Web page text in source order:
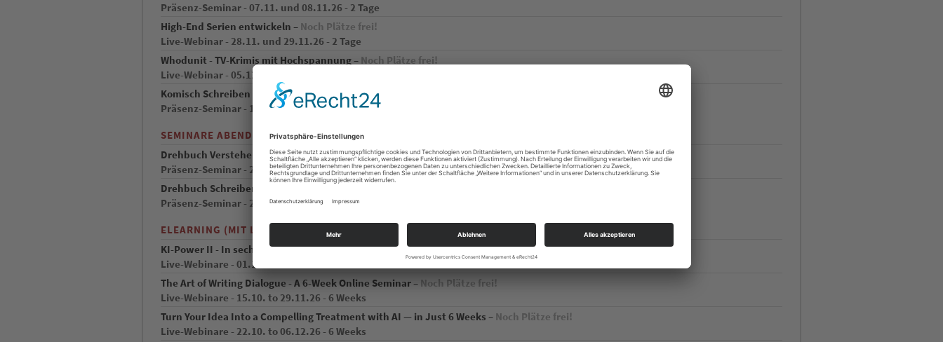
Präsenz-Seminar - 07.11. und 08.11.26 - 2 Tage
High-End Serien entwickeln – Noch Plätze frei!
Live-Webinar - 28.11. und 29.11.26 - 2 Tage
Whodunit - TV-Krimis mit Hochspannung – Noch Plätze frei!
Live-Webinar - 05.12. und 06.12.26 - 2 Tage
Komisch Schreiben für Film, Serie, Bühne, Buch –
Präsenz-Seminar - 12.12. und 13.12.26 - 2 Tage
SEMINARE ABEND
Drehbuch Verstehen –
Noch Plätze frei!
Präsenz-Seminar - 24.09. bis 26.11.26 - 8 Wochen
Drehbuch Schreiben –
Noch Plätze frei!
Präsenz-Seminar - 24.09. bis 26.11.26 - 8 Abende
ELEARNING (MIT LIVE-ANTEIL)
KI-Power II - In sechs Wochen zum überzeugenden Drehbuch –Noch Plätze frei!
Live-Webinare - 01.10. bis 19.11.26 - 6 Wochen
The Art of Writing Dialogue - A 6-Week Online Seminar – Noch Plätze frei!
Live-Webinare - 15.10. to 29.11.26 - 6 Weeks
Turn Your Idea Into a Compelling Treatment with AI — in Just 6 Weeks – Noch Plätze frei!
Live-Webinare - 22.10. to 06.12.26 - 6 Weeks